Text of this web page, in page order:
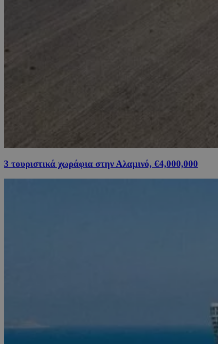
3 τουριστικά χωράφια στην Αλαμινό, €4,000,000